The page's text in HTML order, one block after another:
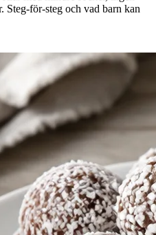
Steg-för-steg och vad barn kan